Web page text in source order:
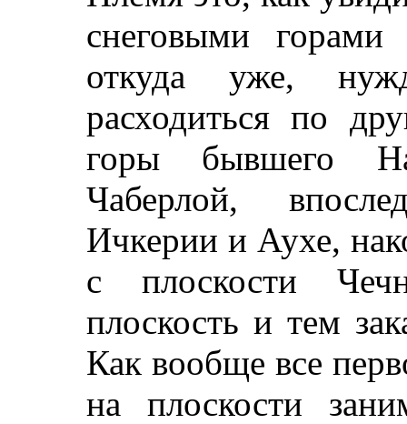
снеговыми
откуда уже,
расходиться по
горы бывшего
Чаберлой,
Ичкерии и Аухе,
с плоскости
плоскость и тем
Как вообще все
на плоскости